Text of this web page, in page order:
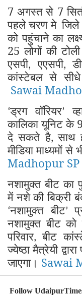
7 अगस्त से 7
पहले चरण मे जिले
को पहुंचाने का
25 लोगों की
एसपी,एएसपी,
कांस्टेबल से सीधे
Sawai
‘ड्रग वॉरियर’
कालिका यूनिट के
दे सकते है,साथ
मीडिया माध्यमों
Madhopur
नशामुक्त बीट का
में नशे की बिक्री
‘नशामुक्त बीट’
नशामुक्त बीट को
परिवार,बीट
ज्येष्ठा मैत्रेयी
जाएगा। Sawai
Follow